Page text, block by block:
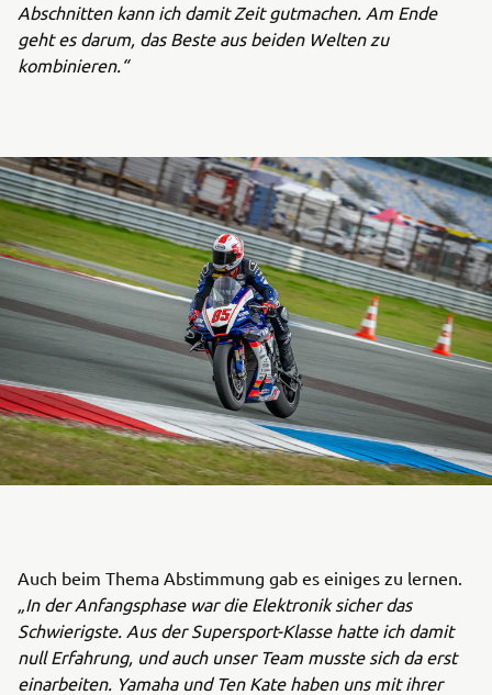
Abschnitten kann ich damit Zeit gutmachen. Am Ende
geht es darum, das Beste aus beiden Welten zu
kombinieren.“
Auch beim Thema Abstimmung gab es einiges zu lernen.
„In der Anfangsphase war die Elektronik sicher das
Schwierigste. Aus der Supersport-Klasse hatte ich damit
null Erfahrung, und auch unser Team musste sich da erst
einarbeiten. Yamaha und Ten Kate haben uns mit ihrer